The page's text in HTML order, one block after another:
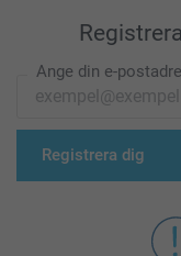
Ange din e-
Registrera dig